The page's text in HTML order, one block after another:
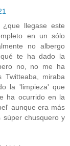
llegase este
en un sólo
no albergo
te ha dado la
no, no me ha
miraba
la 'limpieza' que
ha ocurrido en la
aunque era más
chusquero y